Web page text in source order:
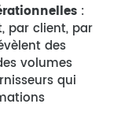
:
par client, par
des
volumes
qui